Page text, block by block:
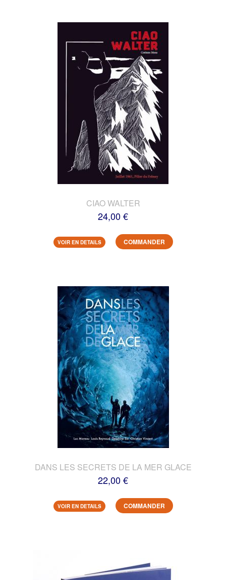
CIAO WALTER
24,00 €
VOIR EN DETAILS COMMANDER
DANS LES SECRETS DE LA MER GLACE
22,00 €
VOIR EN DETAILS COMMANDER